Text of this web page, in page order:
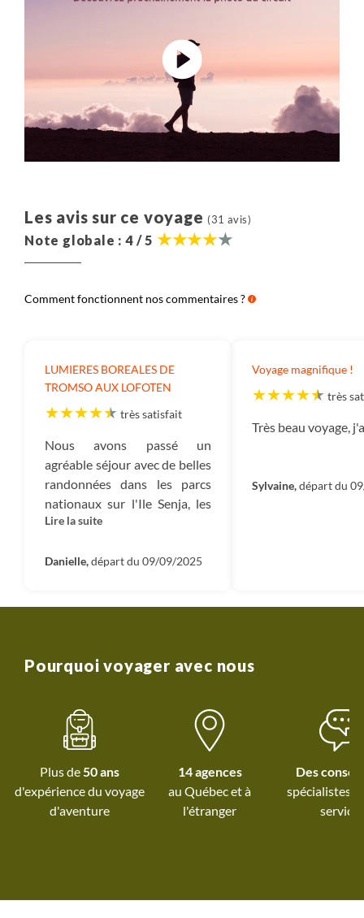
Les avis sur ce voyage (31 avis)
Note globale : 4 / 5
Comment fonctionnent nos commentaires ?
LUMIERES BOREALES DE
TROMSO AUX LOFOTEN
très satisfait
Nous avons passé un
agréable séjour avec de belles
randonnées dans les parcs
nationaux sur l'Ile Senja, les
îles Lofoten. Merci à Cédric
notre groupe ses
Lire la suite
Danielle,départ du 09/09/2025
Voyage magnifique !
très
Très beau voyage,
Sylvaine,départ du
Pourquoi voyager avec nous
Plus de50 ans
d'expérience du voyage
d'aventure
14 agences
au Québec età
l'étranger
Des
spécialistes
service